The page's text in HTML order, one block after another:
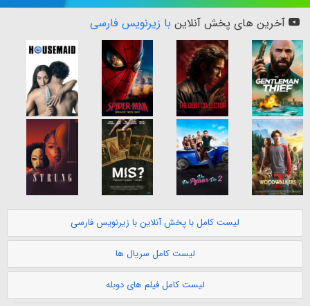
آخرین های پخش آنلاین با زیرنویس فارسی
لیست کامل با پخش آنلاین با زیرنویس فارسی
لیست کامل سریال ها
لیست کامل فیلم های دوبله